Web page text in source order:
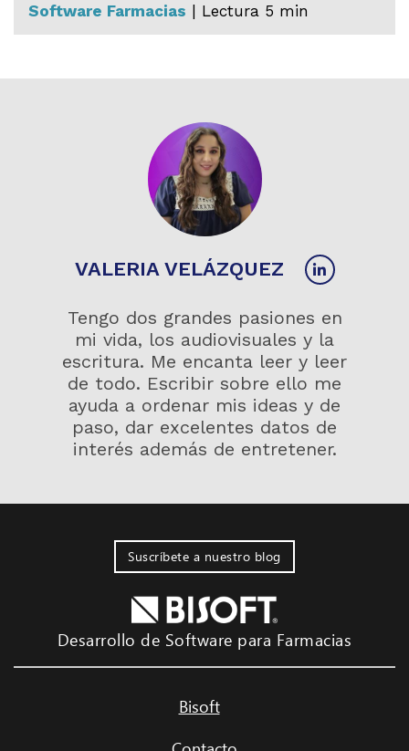
Software Farmacias | Lectura 5 min
VALERIA VELÁZQUEZ
Tengo dos grandes pasiones en
mi vida, los audiovisuales y la
escritura. Me encanta leer y leer
de todo. Escribir sobre ello me
ayuda a ordenar mis ideas y de
paso, dar excelentes datos de
interés además de entretener.
Suscríbete a nuestro blog
Desarrollo de Software para Farmacias
Bisoft